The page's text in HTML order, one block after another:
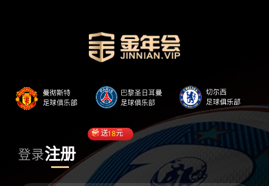
登录注册
送18元